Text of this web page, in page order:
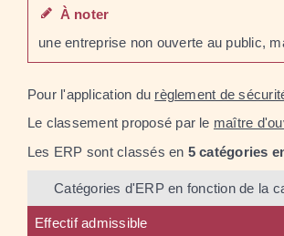
À noter
une entreprise non ouverte au public,
Pour l'application du règlement de
Le classement proposé par le maître
Les ERP sont classés en 5 catégories
Catégories d'ERP en fonction de la
Effectif admissible